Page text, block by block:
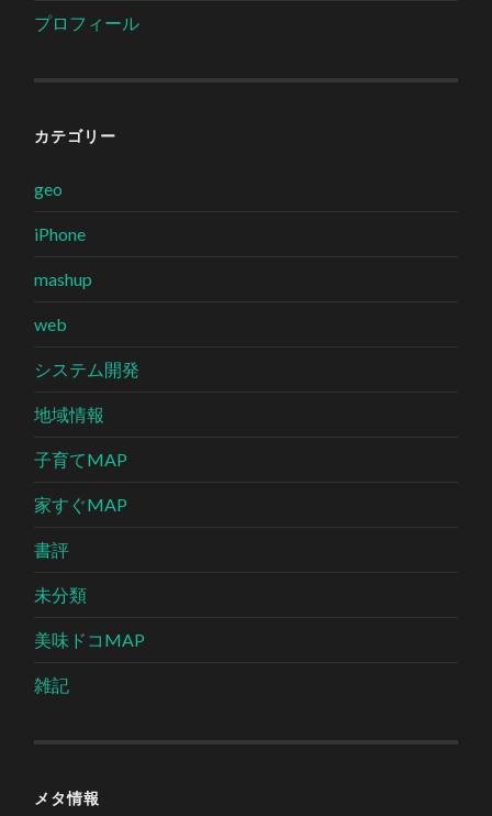
プロフィール
カテゴリー
geo
iPhone
mashup
web
システム開発
地域情報
子育てMAP
家すぐMAP
書評
未分類
美味ドコMAP
雑記
メタ情報